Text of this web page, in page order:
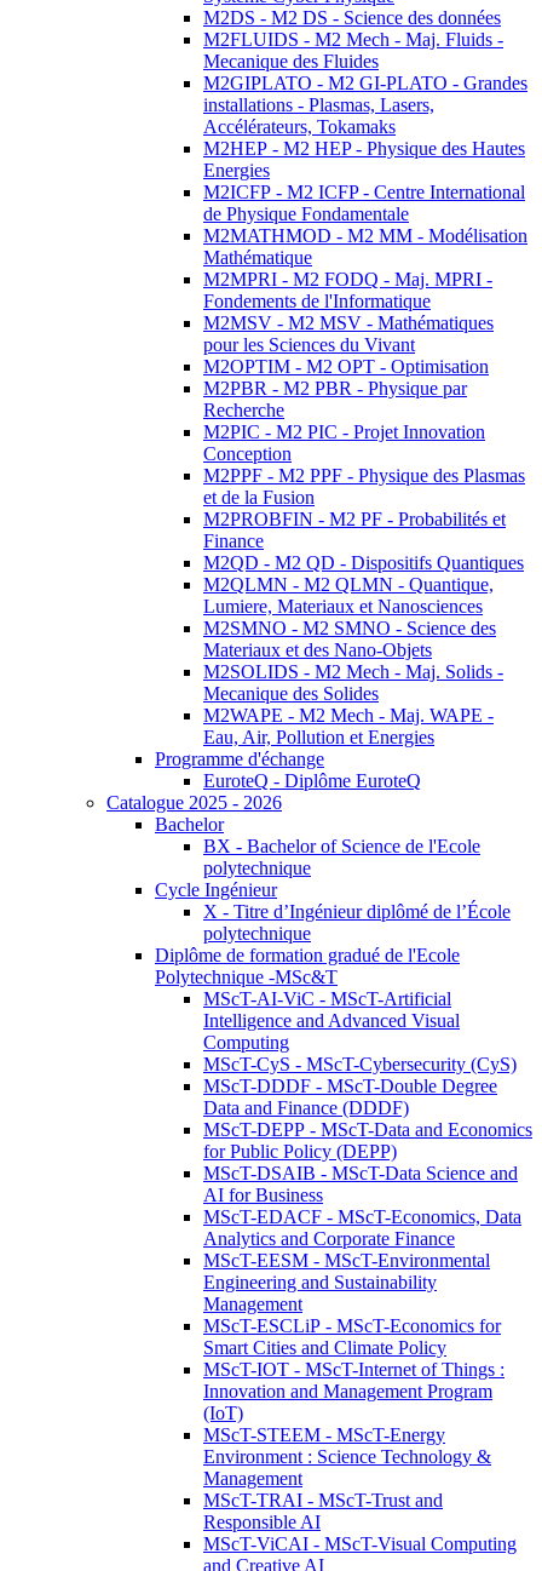
M2DS - M2 DS - Science des données
M2FLUIDS - M2 Mech - Maj. Fluids -
Mecanique des Fluides
M2GIPLATO - M2 GI-PLATO - Grandes
installations - Plasmas, Lasers,
Accélérateurs, Tokamaks
M2HEP - M2 HEP - Physique des Hautes
Energies
M2ICFP - M2 ICFP - Centre International
de Physique Fondamentale
M2MATHMOD - M2 MM - Modélisation
Mathématique
M2MPRI - M2 FODQ - Maj. MPRI -
Fondements de l'Informatique
M2MSV - M2 MSV - Mathématiques
pour les Sciences du Vivant
M2OPTIM - M2 OPT - Optimisation
M2PBR - M2 PBR - Physique par
Recherche
M2PIC - M2 PIC - Projet Innovation
Conception
M2PPF - M2 PPF - Physique des Plasmas
et de la Fusion
M2PROBFIN - M2 PF - Probabilités et
Finance
M2QD - M2 QD - Dispositifs Quantiques
M2QLMN - M2 QLMN - Quantique,
Lumiere, Materiaux et Nanosciences
M2SMNO - M2 SMNO - Science des
Materiaux et des Nano-Objets
M2SOLIDS - M2 Mech - Maj. Solids -
Mecanique des Solides
M2WAPE - M2 Mech - Maj. WAPE -
Eau, Air, Pollution et Energies
Programme d'échange
EuroteQ - Diplôme EuroteQ
Catalogue 2025 - 2026
Bachelor
BX - Bachelor of Science de l'Ecole
polytechnique
Cycle Ingénieur
X - Titre d’Ingénieur diplômé de l’École
polytechnique
Diplôme de formation gradué de l'Ecole
Polytechnique -MSc&T
MScT-AI-ViC - MScT-Artificial
Intelligence and Advanced Visual
Computing
MScT-CyS - MScT-Cybersecurity (CyS)
MScT-DDDF - MScT-Double Degree
Data and Finance (DDDF)
MScT-DEPP - MScT-Data and Economics
for Public Policy (DEPP)
MScT-DSAIB - MScT-Data Science and
AI for Business
MScT-EDACF - MScT-Economics, Data
Analytics and Corporate Finance
MScT-EESM - MScT-Environmental
Engineering and Sustainability
Management
MScT-ESCLiP - MScT-Economics for
Smart Cities and Climate Policy
MScT-IOT - MScT-Internet of Things :
Innovation and Management Program
(IoT)
MScT-STEEM - MScT-Energy
Environment : Science Technology &
Management
MScT-TRAI - MScT-Trust and
Responsible AI
MScT-ViCAI - MScT-Visual Computing
and Creative AI